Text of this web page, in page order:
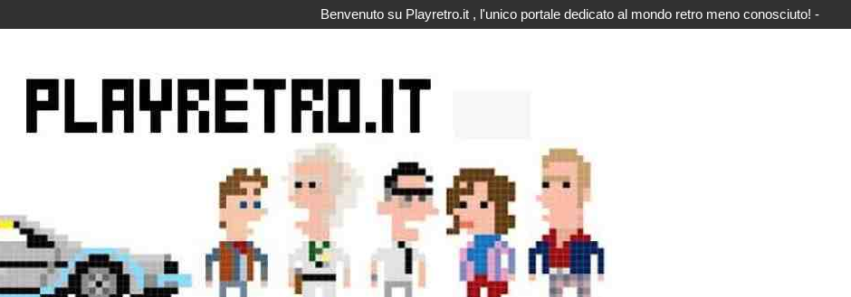
Benvenuto su Playretro.it , l'unico portale dedicato al mondo retro meno conosciuto! -